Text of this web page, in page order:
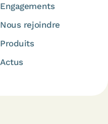
Engagements
Nous rejoindre
Produits
Actus